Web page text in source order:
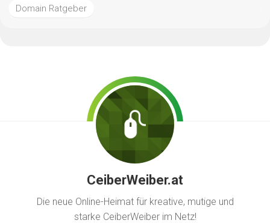
Domain Ratgeber
CeiberWeiber.at
Die neue Online-Heimat für kreative, mutige und
starke CeiberWeiber im Netz!